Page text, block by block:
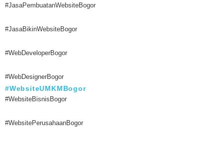
#JasaPembuatanWebsiteBogor
#JasaBikinWebsiteBogor
#WebDeveloperBogor
#WebDesignerBogor
#WebsiteUMKMBogor
#WebsiteBisnisBogor
#WebsitePerusahaanBogor